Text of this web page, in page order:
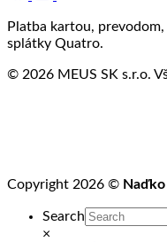
Platba kartou,
splátky Quatro.
© 2026 MEUS SK s.r.o.
Copyright 2026 ©
Search
×